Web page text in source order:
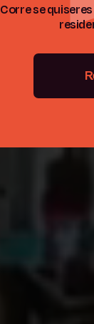
Corre se